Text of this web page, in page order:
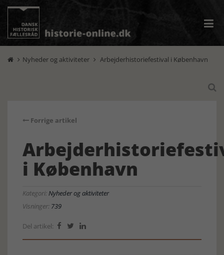
 Nyheder og aktiviteter  Arbejderhistoriefestival i København

Forrige artikel
i København
Kategori:Nyheder og aktiviteter
Visninger: 739
Del artikel:   